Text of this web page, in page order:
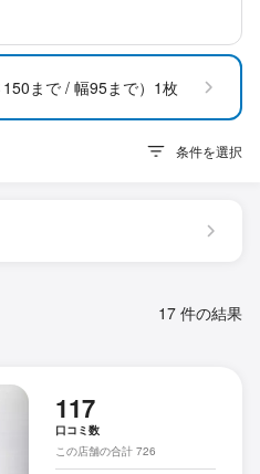
まで / 幅95まで）1枚
条件を選択
17 件の結果
117
口コミ数
この店舗の合計 726